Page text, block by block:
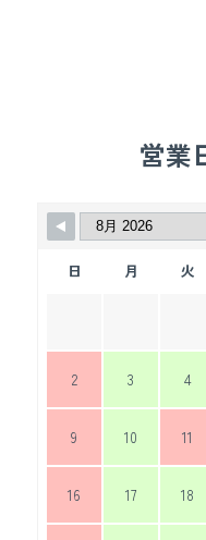
営業
日 月 火
2 3 4
9 10 11
16 17 18